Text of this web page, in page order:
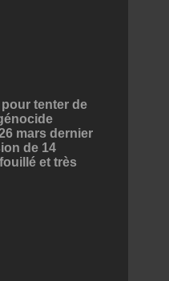
tenter de
mars dernier
de 14
et très